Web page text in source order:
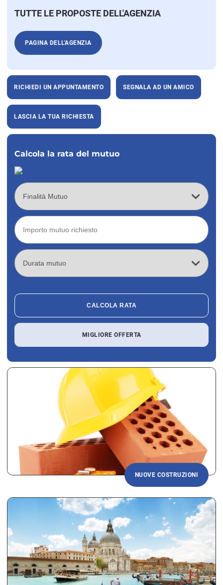
TUTTE LE PROPOSTE DELL'AGENZIA
PAGINA DELL'AGENZIA
RICHIEDI UN APPUNTAMENTO SEGNALA AD UN AMICO
LASCIA LA TUA RICHIESTA
Calcola la rata del mutuo
CALCOLA RATA
MIGLIORE OFFERTA
NUOVE COSTRUZIONI